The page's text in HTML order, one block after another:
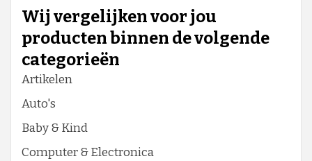
Wij vergelijken voor jou
producten binnen de volgende
categorieën
Artikelen
Auto's
Baby & Kind
Computer & Electronica